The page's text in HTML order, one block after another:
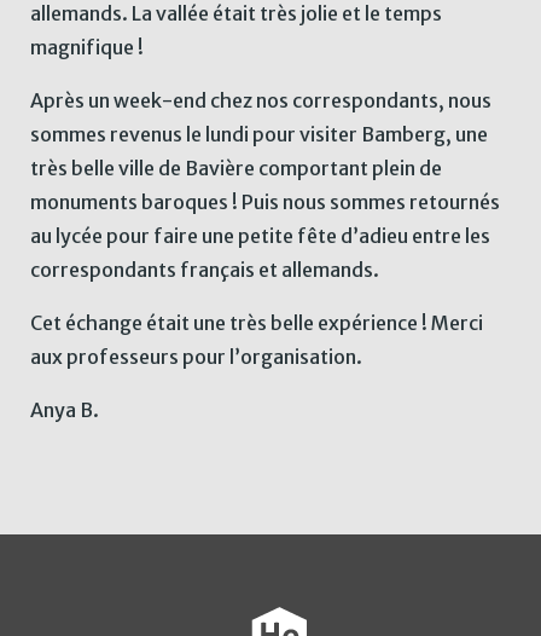
allemands. La vallée était très jolie et le temps
magnifique !
Après un week-end chez nos correspondants, nous
sommes revenus le lundi pour visiter Bamberg, une
très belle ville de Bavière comportant plein de
monuments baroques ! Puis nous sommes retournés
au lycée pour faire une petite fête d’adieu entre les
correspondants français et allemands.
Cet échange était une très belle expérience ! Merci
aux professeurs pour l’organisation.
Anya B.